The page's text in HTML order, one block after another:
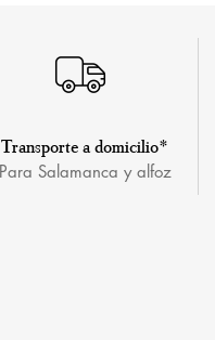
Transporte a domicilio*
Para Salamanca y alfoz